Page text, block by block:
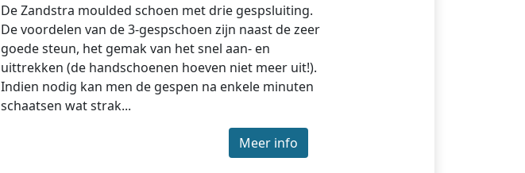
De Zandstra moulded schoen met drie gespsluiting.
De voordelen van de 3-gespschoen zijn naast de zeer
goede steun, het gemak van het snel aan- en
uittrekken (de handschoenen hoeven niet meer uit!).
Indien nodig kan men de gespen na enkele minuten
schaatsen wat strak...
Meer info